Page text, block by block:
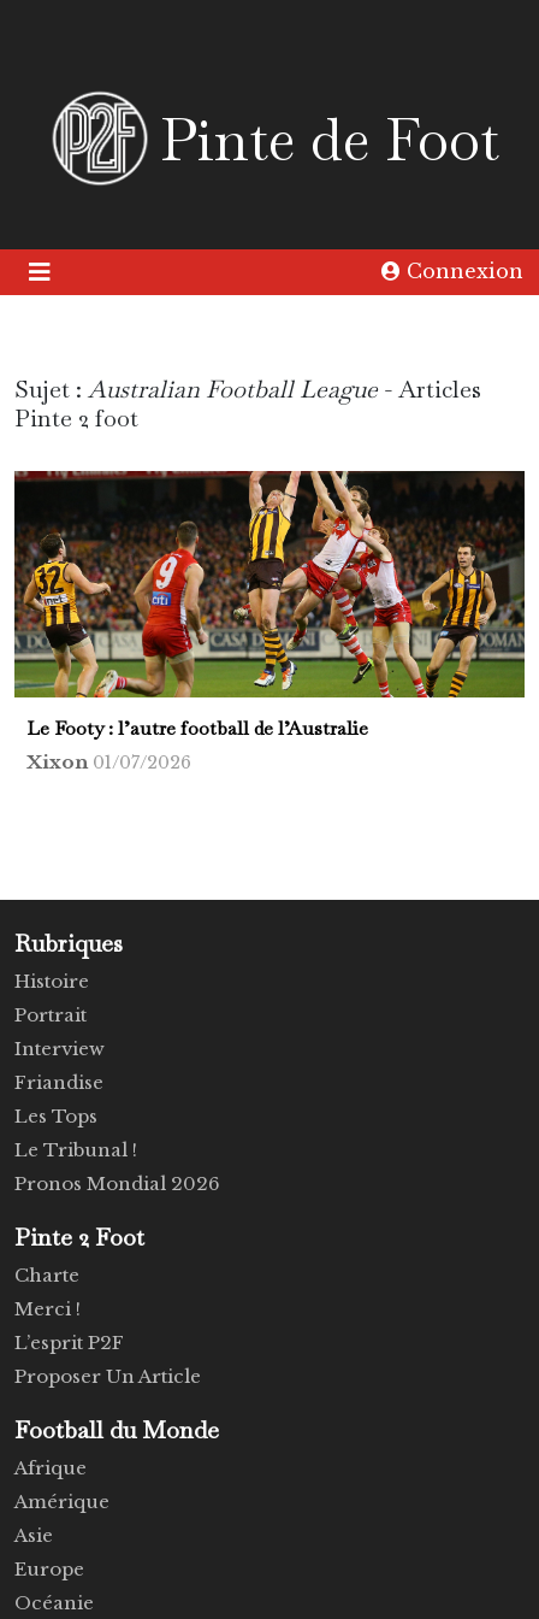
Pinte de Foot
Connexion
Sujet :Australian Football League- Articles
Pinte 2 foot
Le Footy : l’autre football de l’Australie
Xixon 01/07/2026
Rubriques
Histoire
Portrait
Interview
Friandise
Les Tops
Le Tribunal !
Pronos Mondial 2026
Pinte 2 Foot
Charte
Merci !
L’esprit P2F
Proposer Un Article
Football du Monde
Afrique
Amérique
Asie
Europe
Océanie